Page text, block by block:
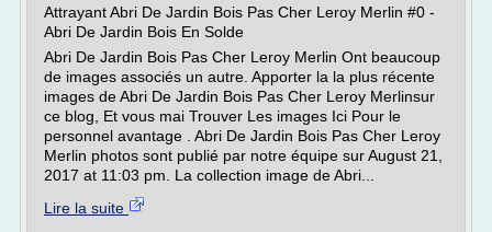
Attrayant Abri De Jardin Bois Pas Cher Leroy Merlin #0 -
Abri De Jardin Bois En Solde
Abri De Jardin Bois Pas Cher Leroy Merlin Ont beaucoup
de images associés un autre. Apporter la la plus récente
images de Abri De Jardin Bois Pas Cher Leroy Merlinsur
ce blog, Et vous mai Trouver Les images Ici Pour le
personnel avantage . Abri De Jardin Bois Pas Cher Leroy
Merlin photos sont publié par notre équipe sur August 21,
2017 at 11:03 pm. La collection image de Abri...
Lire la suite